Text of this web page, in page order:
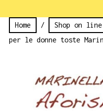
Home / Shop on line
per le donne toste